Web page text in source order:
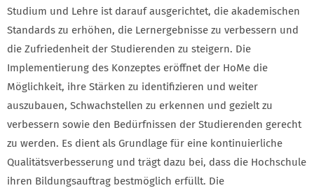
Studium und Lehre ist darauf ausgerichtet, die akademischen
Standards zu erhöhen, die Lernergebnisse zu verbessern und
die Zufriedenheit der Studierenden zu steigern. Die
Implementierung des Konzeptes eröffnet der HoMe die
Möglichkeit, ihre Stärken zu identifizieren und weiter
auszubauen, Schwachstellen zu erkennen und gezielt zu
verbessern sowie den Bedürfnissen der Studierenden gerecht
zu werden. Es dient als Grundlage für eine kontinuierliche
Qualitätsverbesserung und trägt dazu bei, dass die Hochschule
ihren Bildungsauftrag bestmöglich erfüllt. Die